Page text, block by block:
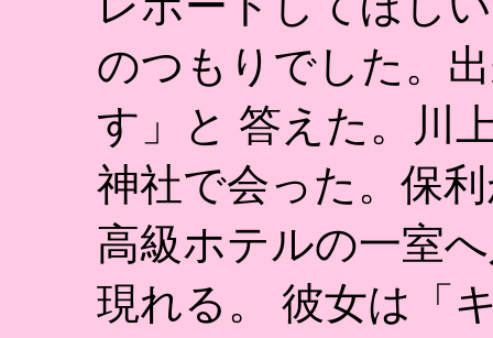
のつもりでした。
す」と 答えた。川
神社で会った。保
高級ホテルの一室
現れる。 彼女は「